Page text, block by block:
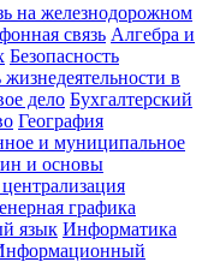
на железнодорожном
связь Алгебра и
Безопасность
жизнедеятельности в
дело Бухгалтерский
География
и муниципальное
и основы
графика
язык Информатика